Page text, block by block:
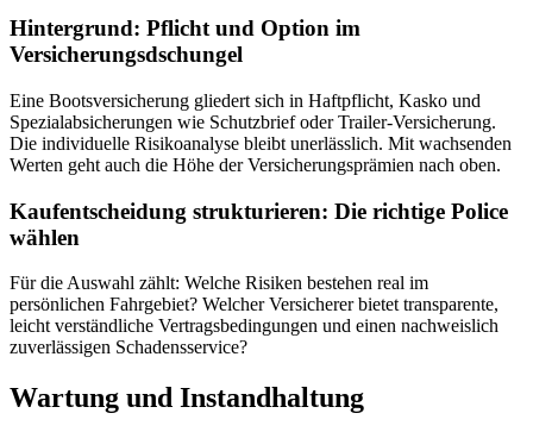
Hintergrund: Pflicht und Option im
Versicherungsdschungel
Eine Bootsversicherung gliedert sich in Haftpflicht, Kasko und
Spezialabsicherungen wie Schutzbrief oder Trailer-Versicherung.
Die individuelle Risikoanalyse bleibt unerlässlich. Mit wachsenden
Werten geht auch die Höhe der Versicherungsprämien nach oben.
Kaufentscheidung strukturieren: Die richtige Police
wählen
Für die Auswahl zählt: Welche Risiken bestehen real im
persönlichen Fahrgebiet? Welcher Versicherer bietet transparente,
leicht verständliche Vertragsbedingungen und einen nachweislich
zuverlässigen Schadensservice?
Wartung und Instandhaltung